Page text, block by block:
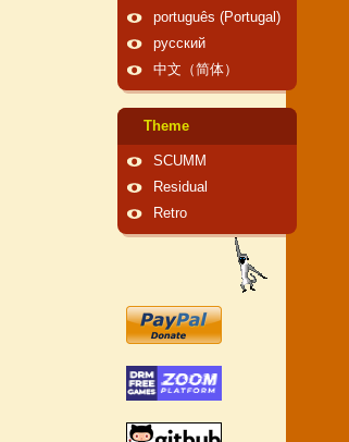
português (Portugal)
русский
中文（简体）
Theme
SCUMM
Residual
Retro